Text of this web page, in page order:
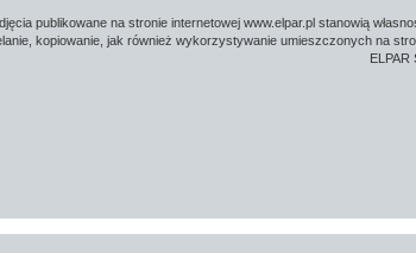
publikowane na stronie internetowej www.elpar.pl stanowią
kopiowanie, jak również wykorzystywanie umieszczonych na
ELPAR